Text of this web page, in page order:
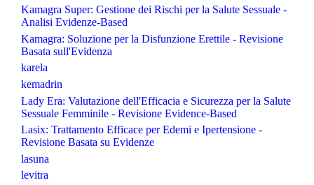
Kamagra Super: Gestione dei Rischi per la Salute Sessuale -
Analisi Evidenze-Based
Kamagra: Soluzione per la Disfunzione Erettile - Revisione
Basata sull'Evidenza
karela
kemadrin
Lady Era: Valutazione dell'Efficacia e Sicurezza per la Salute
Sessuale Femminile - Revisione Evidence-Based
Lasix: Trattamento Efficace per Edemi e Ipertensione -
Revisione Basata su Evidenze
lasuna
levitra